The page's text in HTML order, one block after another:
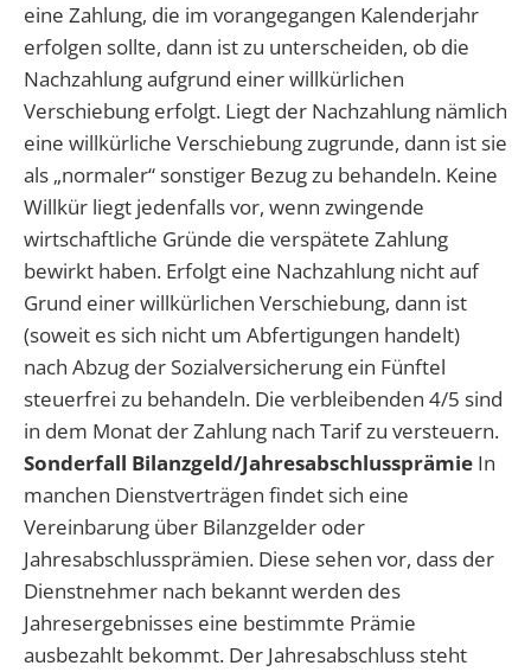
eine Zahlung, die im vorangegangen Kalenderjahr
erfolgen sollte, dann ist zu unterscheiden, ob die
Nachzahlung aufgrund einer willkürlichen
Verschiebung erfolgt. Liegt der Nachzahlung nämlich
eine willkürliche Verschiebung zugrunde, dann ist sie
als „normaler“ sonstiger Bezug zu behandeln. Keine
Willkür liegt jedenfalls vor, wenn zwingende
wirtschaftliche Gründe die verspätete Zahlung
bewirkt haben. Erfolgt eine Nachzahlung nicht auf
Grund einer willkürlichen Verschiebung, dann ist
(soweit es sich nicht um Abfertigungen handelt)
nach Abzug der Sozialversicherung ein Fünftel
steuerfrei zu behandeln. Die verbleibenden 4/5 sind
in dem Monat der Zahlung nach Tarif zu versteuern.
Sonderfall Bilanzgeld/Jahresabschlussprämie In
manchen Dienstverträgen findet sich eine
Vereinbarung über Bilanzgelder oder
Jahresabschlussprämien. Diese sehen vor, dass der
Dienstnehmer nach bekannt werden des
Jahresergebnisses eine bestimmte Prämie
ausbezahlt bekommt. Der Jahresabschluss steht